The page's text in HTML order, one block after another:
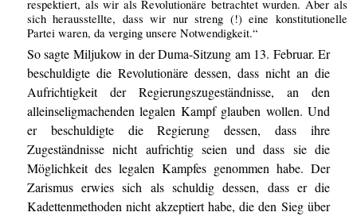
respektiert, als wir als Revolutionäre betrachtet wurden. Aber als
sich herausstellte, dass wir nur streng (!) eine konstitutionelle
Partei waren, da verging unsere Notwendigkeit.“
So sagte Miljukow in der Duma-Sitzung am 13. Februar. Er
beschuldigte die Revolutionäre dessen, dass nicht an die
Aufrichtigkeit der Regierungszugeständnisse, an den
alleinseligmachenden legalen Kampf glauben wollen. Und
er beschuldigte die Regierung dessen, dass ihre
Zugeständnisse nicht aufrichtig seien und dass sie die
Möglichkeit des legalen Kampfes genommen habe. Der
Zarismus erwies sich als schuldig dessen, dass er die
Kadettenmethoden nicht akzeptiert habe, die den Sieg über